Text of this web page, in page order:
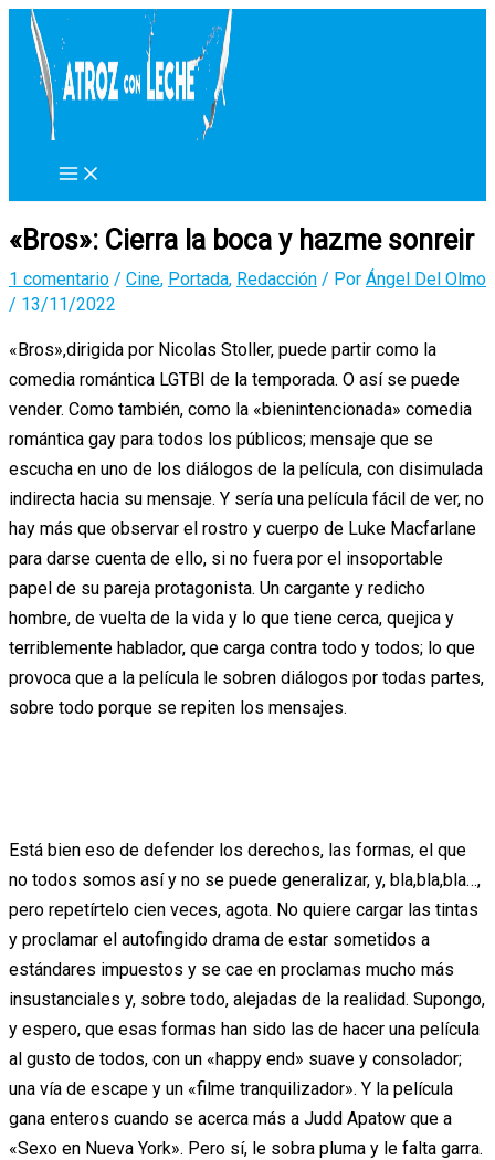
contenido
«Bros»: Cierra la boca y hazme sonreir
1 comentario / Cine, Portada, Redacción / Por Ángel Del Olmo
/ 13/11/2022
«Bros»,dirigida por Nicolas Stoller, puede partir como la
comedia romántica LGTBI de la temporada. O así se puede
vender. Como también, como la «bienintencionada» comedia
romántica gay para todos los públicos; mensaje que se
escucha en uno de los diálogos de la película, con disimulada
indirecta hacia su mensaje. Y sería una película fácil de ver, no
hay más que observar el rostro y cuerpo de Luke Macfarlane
para darse cuenta de ello, si no fuera por el insoportable
papel de su pareja protagonista. Un cargante y redicho
hombre, de vuelta de la vida y lo que tiene cerca, quejica y
terriblemente hablador, que carga contra todo y todos; lo que
provoca que a la película le sobren diálogos por todas partes,
sobre todo porque se repiten los mensajes.
Está bien eso de defender los derechos, las formas, el que
no todos somos así y no se puede generalizar, y, bla,bla,bla…,
pero repetírtelo cien veces, agota. No quiere cargar las tintas
y proclamar el autofingido drama de estar sometidos a
estándares impuestos y se cae en proclamas mucho más
insustanciales y, sobre todo, alejadas de la realidad. Supongo,
y espero, que esas formas han sido las de hacer una película
al gusto de todos, con un «happy end» suave y consolador;
una vía de escape y un «filme tranquilizador». Y la película
gana enteros cuando se acerca más a Judd Apatow que a
«Sexo en Nueva York». Pero sí, le sobra pluma y le falta garra.